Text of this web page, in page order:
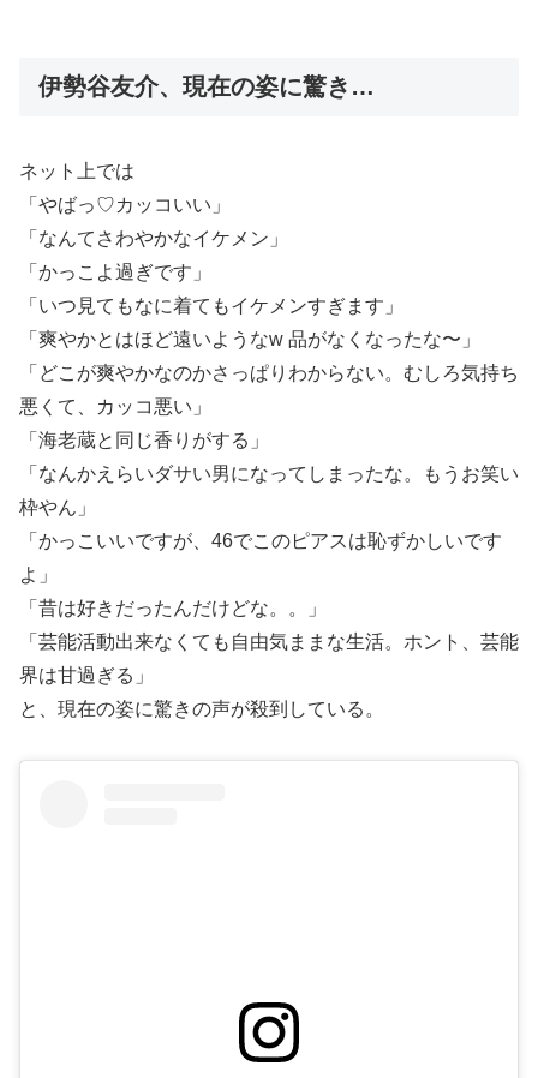
伊勢谷友介、現在の姿に驚き…
ネット上では
「やばっ♡カッコいい」
「なんてさわやかなイケメン」
「かっこよ過ぎです」
「いつ見てもなに着てもイケメンすぎます」
「爽やかとはほど遠いようなw 品がなくなったな〜」
「どこが爽やかなのかさっぱりわからない。むしろ気持ち
悪くて、カッコ悪い」
「海老蔵と同じ香りがする」
「なんかえらいダサい男になってしまったな。もうお笑い
枠やん」
「かっこいいですが、46でこのピアスは恥ずかしいです
よ」
「昔は好きだったんだけどな。。」
「芸能活動出来なくても自由気ままな生活。ホント、芸能
界は甘過ぎる」
と、現在の姿に驚きの声が殺到している。